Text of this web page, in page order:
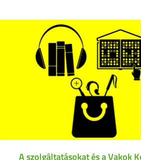
A szolgáltatásokat és a Vakok